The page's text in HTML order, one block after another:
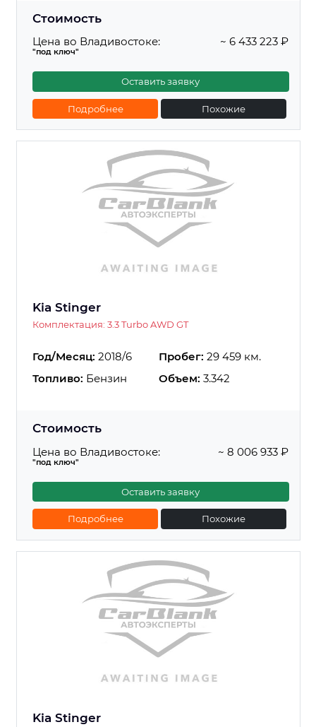
Стоимость
Цена во Владивостоке:
"под ключ"
~ 6 433 223 ₽
Оставить заявку
Подробнее Похожие
Kia Stinger
Комплектация: 3.3 Turbo AWD GT
Год/Месяц: 2018/6 Пробег: 29 459 км.
Топливо: Бензин Объем: 3.342
Стоимость
Цена во Владивостоке:
"под ключ"
~ 8 006 933 ₽
Оставить заявку
Подробнее Похожие
Kia Stinger